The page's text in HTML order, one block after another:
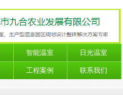
智能温室 日光温室
工程案例 联系我们